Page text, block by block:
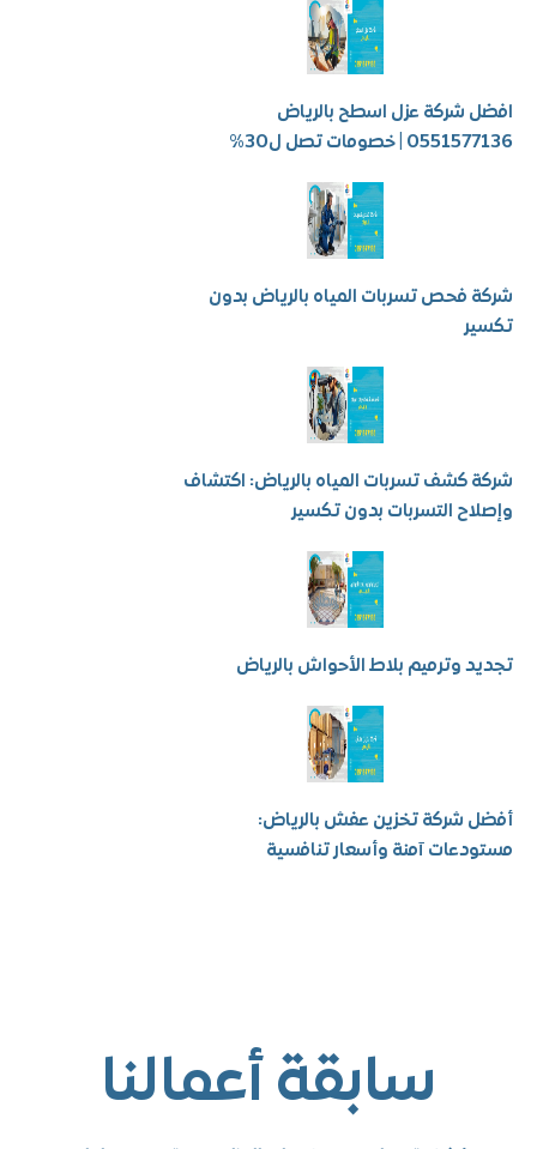
شركة عزل اسطح بالرياض
| خصومات تصل ل30%
فحص تسربات المياه بالرياض بدون
كشف تسربات المياه بالرياض: اكتشاف
التسربات بدون تكسير
وترميم بلاط الأحواش بالرياض
شركة تخزين عفش بالرياض:
آمنة وأسعار تنافسية
سابقة أعمالنا